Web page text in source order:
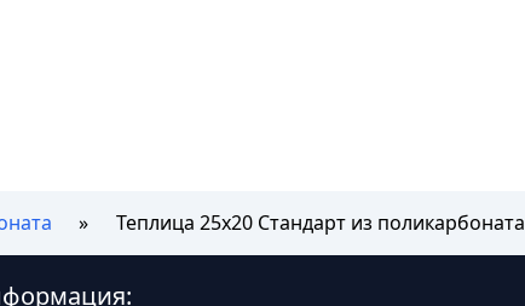
Теплица 25х20 Стандарт из поликарбоната